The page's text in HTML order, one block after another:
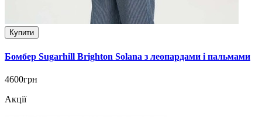
Купити
Бомбер Sugarhill Brighton Solana з леопардами і пальмами
4600грн
Акції